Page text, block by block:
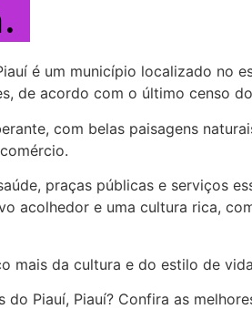
é um município localizado no
de acordo com o último censo do
com belas paisagens
praças públicas e serviços
acolhedor e uma cultura rica,
mais da cultura e do estilo de
do Piauí, Piauí? Confira as